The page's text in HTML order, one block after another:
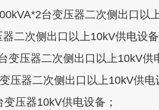
台变压器二次侧出口以
二次侧出口以上10kV供电设备
变压器二次侧出口以上10kV供
压器二次侧出口以上10kV供电
压器10kV供电设备；